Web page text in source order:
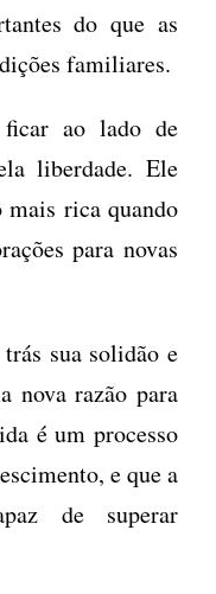
do que as
familiares.
ao lado de
liberdade. Ele
rica quando
para novas
sua solidão e
nova razão para
é um processo
e que a
de superar